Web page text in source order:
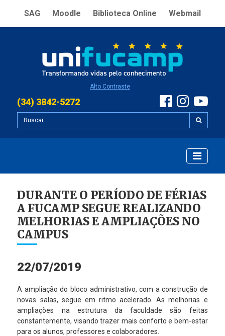
SAG Moodle Biblioteca Online Webmail
Alto Contraste
(34) 3842-5272
DURANTE O PERÍODO DE FÉRIAS
A FUCAMP SEGUE REALIZANDO
MELHORIAS E AMPLIAÇÕES NO
CAMPUS
22/07/2019
A ampliação do bloco administrativo, com a construção de
novas salas, segue em ritmo acelerado. As melhorias e
ampliações na estrutura da faculdade são feitas
constantemente, visando trazer mais conforto e bem-estar
para os alunos, professores e colaboradores.